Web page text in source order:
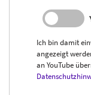
Ich bin damit
angezeigt
an YouTube